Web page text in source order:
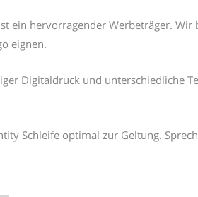
ein hervorragender Werbeträger.
eignen.
Digitaldruck und unterschiedliche
Schleife optimal zur Geltung.